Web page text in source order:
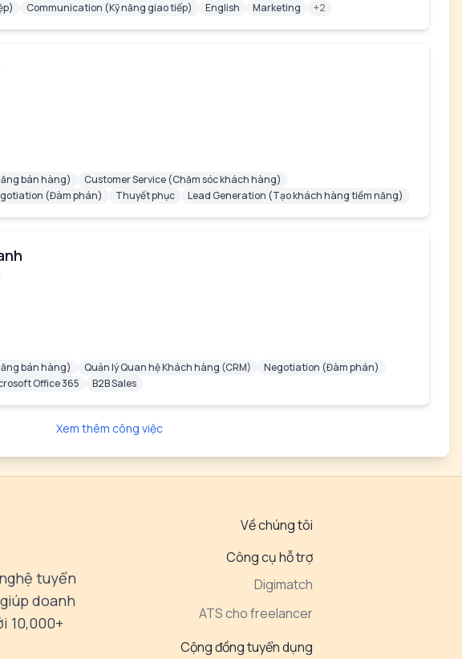
Communication (Kỹ năng giao tiếp) English Marketing +2
bán hàng)
Customer Service (Chăm sóc khách hàng)
(Đàm phán) Thuyết phục Lead Generation (Tạo khách hàng tiềm năng)
bán hàng) Quản lý Quan hệ Khách hàng (CRM)
Negotiation (Đàm phán)
Office 365 B2B Sales
Xem thêm công việc
tuyển
doanh
10,000+
Về chúng tôi
Công cụ hỗ trợ
Digimatch
ATS cho freelancer
Cộng đồng tuyển dụng